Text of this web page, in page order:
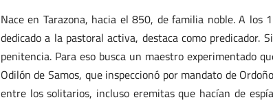
Nace en Tarazona, hacia el 850, de familia noble. A
dedicado a la pastoral activa, destaca como
penitencia. Para eso busca un maestro experimentado
Odilón de Samos, que inspeccionó por mandato de
entre los solitarios, incluso eremitas que hacían de